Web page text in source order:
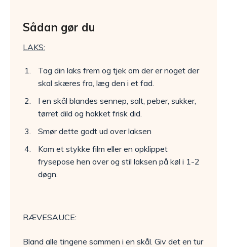
Sådan gør du
LAKS:
Tag din laks frem og tjek om der er noget der
skal skæres fra, læg den i et fad.
I en skål blandes sennep, salt, peber, sukker,
tørret dild og hakket frisk did.
Smør dette godt ud over laksen
Kom et stykke film eller en opklippet
frysepose hen over og stil laksen på køl i 1-2
døgn.
RÆVESAUCE:
Bland alle tingene sammen i en skål. Giv det en tur